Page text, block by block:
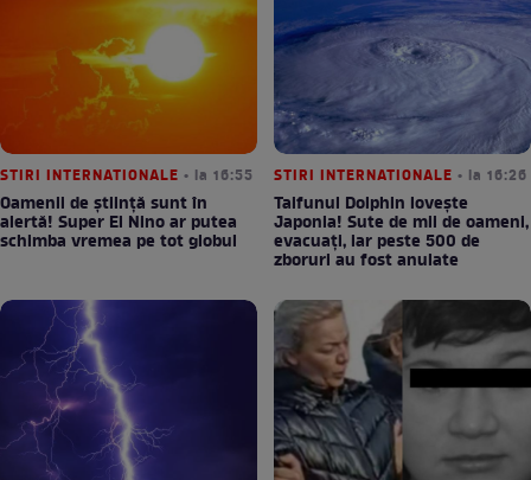
STIRI INTERNATIONALE • la 16:55
Oamenii de știință sunt în
alertă! Super El Nino ar putea
schimba vremea pe tot globul
STIRI INTERNATIONALE • la 16:26
Taifunul Dolphin lovește
Japonia! Sute de mii de oameni,
evacuați, iar peste 500 de
zboruri au fost anulate